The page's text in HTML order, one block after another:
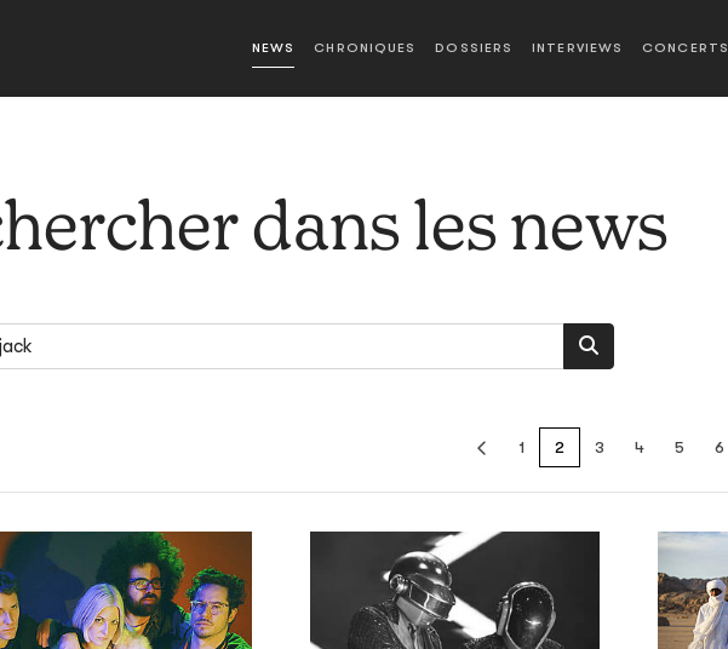
NEWS CHRONIQUES DOSSIERS INTERVIEWS CONCERTS
dans les news
1 2 3 4 5 6